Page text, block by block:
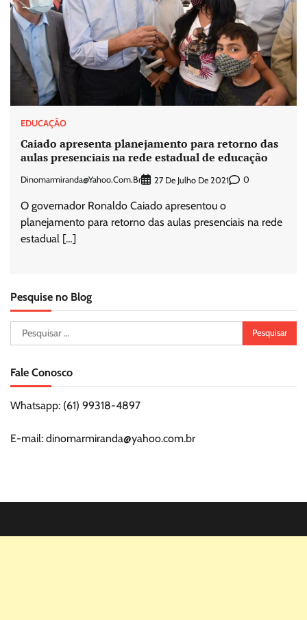
EDUCAÇÃO
Caiado apresenta planejamento para retorno das
aulas presenciais na rede estadual de educação
Dinomarmiranda@yahoo.com.br 27 De Julho De 2021 0
O governador Ronaldo Caiado apresentou o
planejamento para retorno das aulas presenciais na rede
estadual […]
Pesquise no Blog
Pesquisar
por:
Fale Conosco
Whatsapp: (61) 99318-4897
E-mail: dinomarmiranda@yahoo.com.br